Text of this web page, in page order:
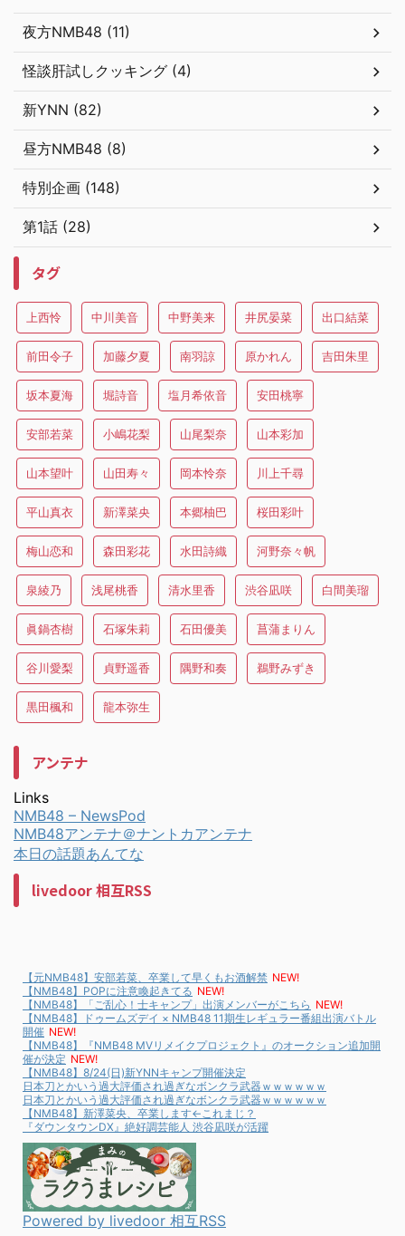
夜方NMB48 (11)
怪談肝試しクッキング (4)
新YNN (82)
昼方NMB48 (8)
特別企画 (148)
第1話 (28)
タグ
上西怜 中川美音 中野美来 井尻晏菜 出口結菜
前田令子 加藤夕夏 南羽諒 原かれん 吉田朱里
坂本夏海 堀詩音 塩月希依音 安田桃寧
安部若菜 小嶋花梨 山尾梨奈 山本彩加
山本望叶 山田寿々 岡本怜奈 川上千尋
平山真衣 新澤菜央 本郷柚巴 桜田彩叶
梅山恋和 森田彩花 水田詩織 河野奈々帆
泉綾乃 浅尾桃香 清水里香 渋谷凪咲 白間美瑠
眞鍋杏樹 石塚朱莉 石田優美 菖蒲まりん
谷川愛梨 貞野遥香 隅野和奏 鵜野みずき
黒田楓和 龍本弥生
アンテナ
Links
NMB48 – NewsPod
NMB48アンテナ＠ナントカアンテナ
本日の話題あんてな
livedoor 相互RSS
【元NMB48】安部若菜、卒業して早くもお酒解禁 NEW!
【NMB48】POPに注意喚起きてる NEW!
【NMB48】「ご乱心！士キャンプ」出演メンバーがこちら NEW!
【NMB48】ドゥームズデイ × NMB48 11期生レギュラー番組出演バトル
開催 NEW!
【NMB48】『NMB48 MVリメイクプロジェクト』のオークション追加開
催が決定 NEW!
【NMB48】8/24(日)新YNNキャンプ開催決定
日本刀とかいう過大評価され過ぎなボンクラ武器ｗｗｗｗｗｗ
日本刀とかいう過大評価され過ぎなボンクラ武器ｗｗｗｗｗｗ
【NMB48】新澤菜央、卒業します←これまじ？
『ダウンタウンDX』絶好調芸能人 渋谷凪咲が活躍
Powered by livedoor 相互RSS